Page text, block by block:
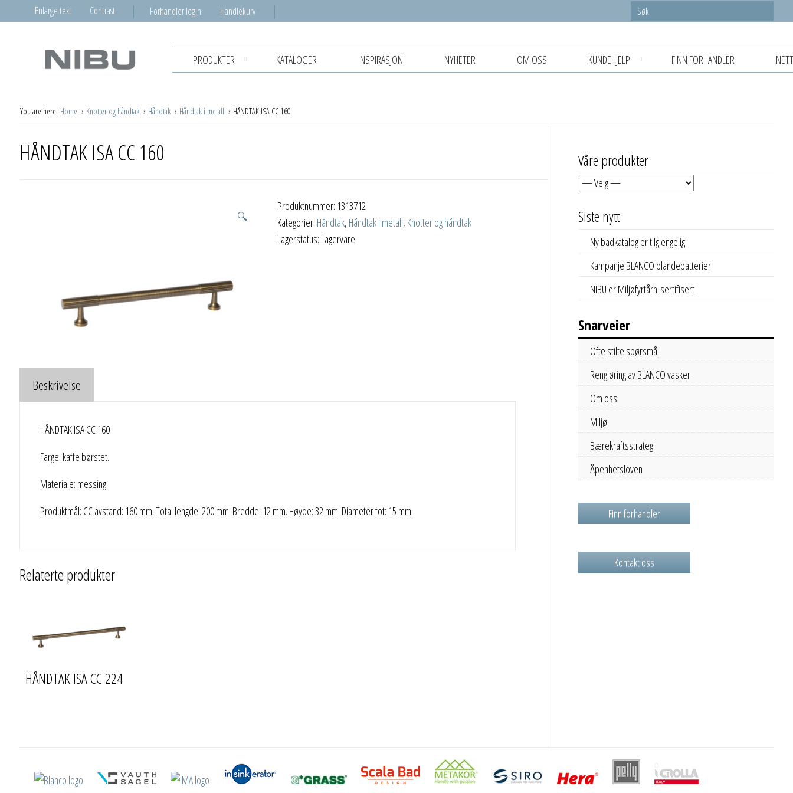
Enlarge text Contrast Forhandler login Handlekurv
PRODUKTER KATALOGER INSPIRASJON NYHETER OM OSS KUNDEHJELP FINN FORHANDLER
You are here: Home Knotter og håndtak Håndtak Håndtak i metall HÅNDTAK ISA CC 160
HÅNDTAK ISA CC 160
🔍
Produktnummer: 1313712
Kategorier: Håndtak, Håndtak i metall, Knotter og håndtak
Lagerstatus: Lagervare
Beskrivelse
HÅNDTAK ISA CC 160
Farge: kaffe børstet.
Materiale: messing.
Produktmål: CC avstand: 160 mm. Total lengde: 200 mm. Bredde: 12 mm. Høyde: 32 mm. Diameter fot: 15 mm.
Relaterte produkter
HÅNDTAK ISA CC 224
Våre produkter
Siste nytt
Ny badkatalog er tilgjengelig
Kampanje BLANCO blandebatterier
NIBU er Miljøfyrtårn-sertifisert
Snarveier
Ofte stilte spørsmål
Rengjøring av BLANCO vasker
Om oss
Miljø
Bærekraftsstrategi
Åpenhetsloven
Finn forhandler
Kontakt oss